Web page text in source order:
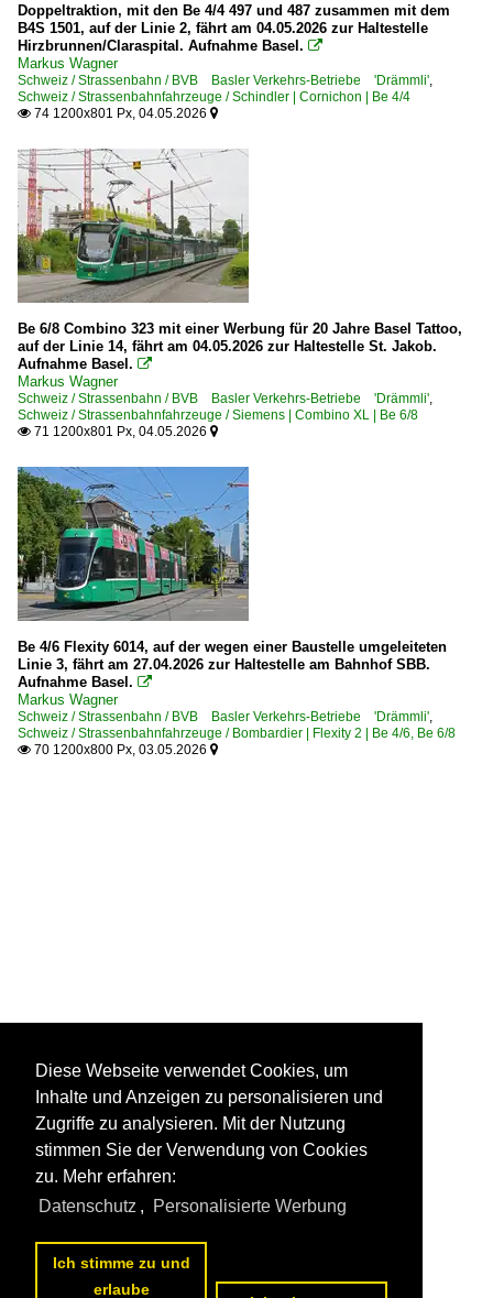
Doppeltraktion, mit den Be 4/4 497 und 487 zusammen mit dem
B4S 1501, auf der Linie 2, fährt am 04.05.2026 zur Haltestelle
Hirzbrunnen/Claraspital. Aufnahme Basel. 
Markus Wagner
Schweiz / Strassenbahn / BVB Basler Verkehrs-Betriebe 'Drämmli',
Schweiz / Strassenbahnfahrzeuge / Schindler | Cornichon | Be 4/4
 74 1200x801 Px, 04.05.2026 
Be 6/8 Combino 323 mit einer Werbung für 20 Jahre Basel Tattoo,
auf der Linie 14, fährt am 04.05.2026 zur Haltestelle St. Jakob.
Aufnahme Basel. 
Markus Wagner
Schweiz / Strassenbahn / BVB Basler Verkehrs-Betriebe 'Drämmli',
Schweiz / Strassenbahnfahrzeuge / Siemens | Combino XL | Be 6/8
 71 1200x801 Px, 04.05.2026 
Be 4/6 Flexity 6014, auf der wegen einer Baustelle umgeleiteten
Linie 3, fährt am 27.04.2026 zur Haltestelle am Bahnhof SBB.
Aufnahme Basel. 
Markus Wagner
Schweiz / Strassenbahn / BVB Basler Verkehrs-Betriebe 'Drämmli',
Schweiz / Strassenbahnfahrzeuge / Bombardier | Flexity 2 | Be 4/6, Be 6/8
 70 1200x800 Px, 03.05.2026 
Diese Webseite verwendet Cookies, um
Inhalte und Anzeigen zu personalisieren und
Zugriffe zu analysieren. Mit der Nutzung
stimmen Sie der Verwendung von Cookies
zu. Mehr erfahren:
Datenschutz , Personalisierte Werbung
Ich stimme zu und
erlaube